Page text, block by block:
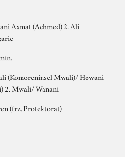
Axmat (Achmed) 2. Ali
(Komoreninsel Mwali)/ Howani
2. Mwali/ Wanani
(frz. Protektorat)